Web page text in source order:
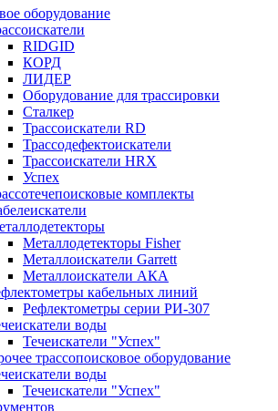
оборудование
RIDGID
КОРД
ЛИДЕР
Оборудование для трассировки
Сталкер
Трасcоискатели RD
Трассодефектоискатели
Трассоискатели HRX
Успех
комплекты
Металлодетекторы Fisher
Металлоискатели Garrett
Металлоискатели АКА
кабельных линий
Рефлектометры серии РИ-307
воды
Течеискатели "Успех"
трассопоисковое оборудование
воды
Течеискатели "Успех"